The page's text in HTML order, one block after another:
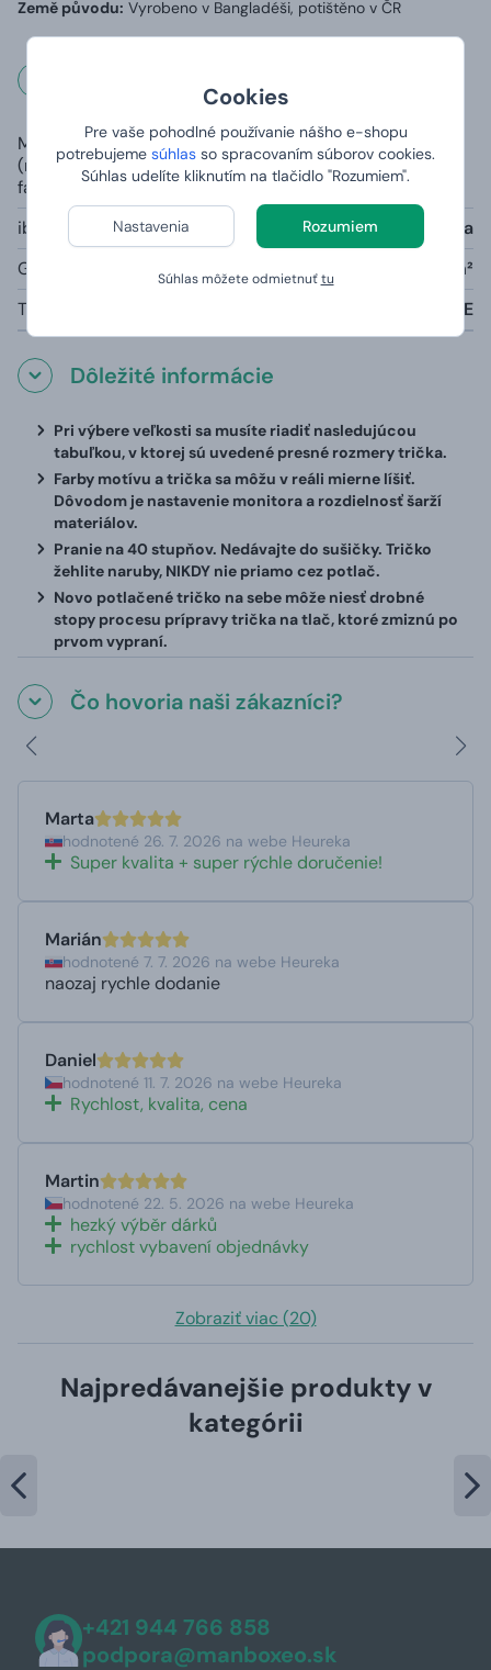
Cookies
Pre vaše pohodlné používanie nášho e-shopu
potrebujeme súhlas so spracovaním súborov cookies.
Súhlas udelíte kliknutím na tlačidlo "Rozumiem".
Nastavenia Rozumiem
Súhlas môžete odmietnuťtu
Země původu: Vyrobeno v Bangladéši, potištěno v ČR
Materiál
(rozdielny u šedej
farby):
100% čiastočne česaná prstencová
bavlna, priekrčník s 5 % elastanu
iba šedá farba melange:
85% bavlna, 15% viskóza
Gramáž:
190g/m²
Tabuľka veľkostí:
viď nižšie V TEXTE
Dôležité informácie
Pri výbere veľkosti sa musíte riadiť nasledujúcou
tabuľkou, v ktorej sú uvedené presné rozmery trička.
Farby motívu a trička sa môžu v reáli mierne líšiť.
Dôvodom je nastavenie monitora a rozdielnosť šarží
materiálov.
Pranie na 40 stupňov. Nedávajte do sušičky. Tričko
žehlite naruby, NIKDY nie priamo cez potlač.
Novo potlačené tričko na sebe môže niesť drobné
stopy procesu prípravy trička na tlač, ktoré zmiznú po
prvom vypraní.
Čo hovoria naši zákazníci?
Marta
hodnotené 26. 7. 2026 na webe Heureka
Super kvalita + super rýchle doručenie!
Marián
hodnotené 7. 7. 2026 na webe Heureka
naozaj rychle dodanie
Daniel
hodnotené 11. 7. 2026 na webe Heureka
Rychlost, kvalita, cena
Martin
hodnotené 22. 5. 2026 na webe Heureka
hezký výběr dárků
rychlost vybavení objednávky
Zobraziť viac (20)
Najpredávanejšie produkty v
kategórii
+421 944 766 858
podpora@manboxeo.sk